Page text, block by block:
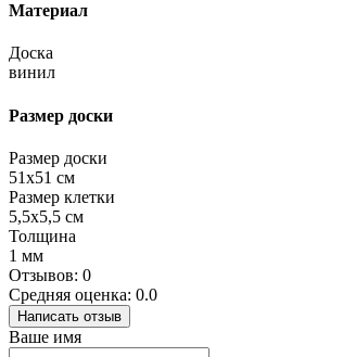
Материал
Доска
винил
Размер доски
Размер доски
51х51 см
Размер клетки
5,5х5,5 см
Толщина
1 мм
Отзывов: 0
Средняя оценка: 0.0
Написать отзыв
Ваше имя